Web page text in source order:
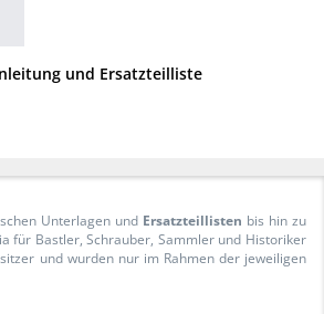
und Ersatzteilliste
Unterlagen und Ersatzteillisten bis hin zu
für Bastler, Schrauber, Sammler und Historiker
und wurden nur im Rahmen der jeweiligen